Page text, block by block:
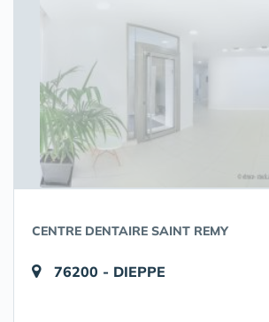
CENTRE DENTAIRE SAINT REMY
76200 - DIEPPE